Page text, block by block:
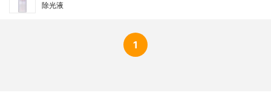
除光液
1